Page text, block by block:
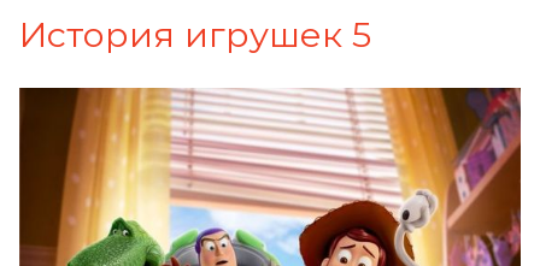
История игрушек 5